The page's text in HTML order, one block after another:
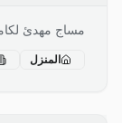
مساج مهدئ
المنزل